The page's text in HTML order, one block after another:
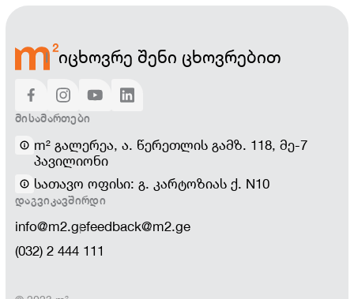
იცხოვრე შენი ცხოვრებით
ᲛᲘᲡᲐᲛᲐᲠᲗᲔᲑᲘ
m² გალერეა, ა. წერეთლის გამზ. 118, მე-7
პავილიონი
სათავო ოფისი: გ. კარტოზიას ქ. N10
ᲓᲐᲒᲕᲘᲙᲐᲕᲨᲘᲠᲓᲘ
info@m2.gefeedback@m2.ge
(032) 2 444 111